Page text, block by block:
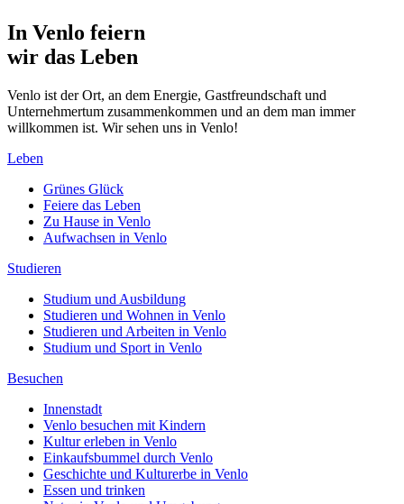
In Venlo feiern
wir das Leben
Venlo ist der Ort, an dem Energie, Gastfreundschaft und
Unternehmertum zusammenkommen und an dem man immer
willkommen ist. Wir sehen uns in Venlo!
Leben
Grünes Glück
Feiere das Leben
Zu Hause in Venlo
Aufwachsen in Venlo
Studieren
Studium und Ausbildung
Studieren und Wohnen in Venlo
Studieren und Arbeiten in Venlo
Studium und Sport in Venlo
Besuchen
Innenstadt
Venlo besuchen mit Kindern
Kultur erleben in Venlo
Einkaufsbummel durch Venlo
Geschichte und Kulturerbe in Venlo
Essen und trinken